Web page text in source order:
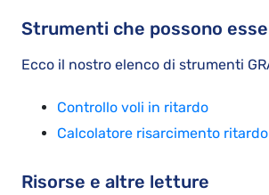
Strumenti che possono
Ecco il nostro elenco di strumenti
Controllo voli in ritardo
Calcolatore risarcimento
Risorse e altre letture